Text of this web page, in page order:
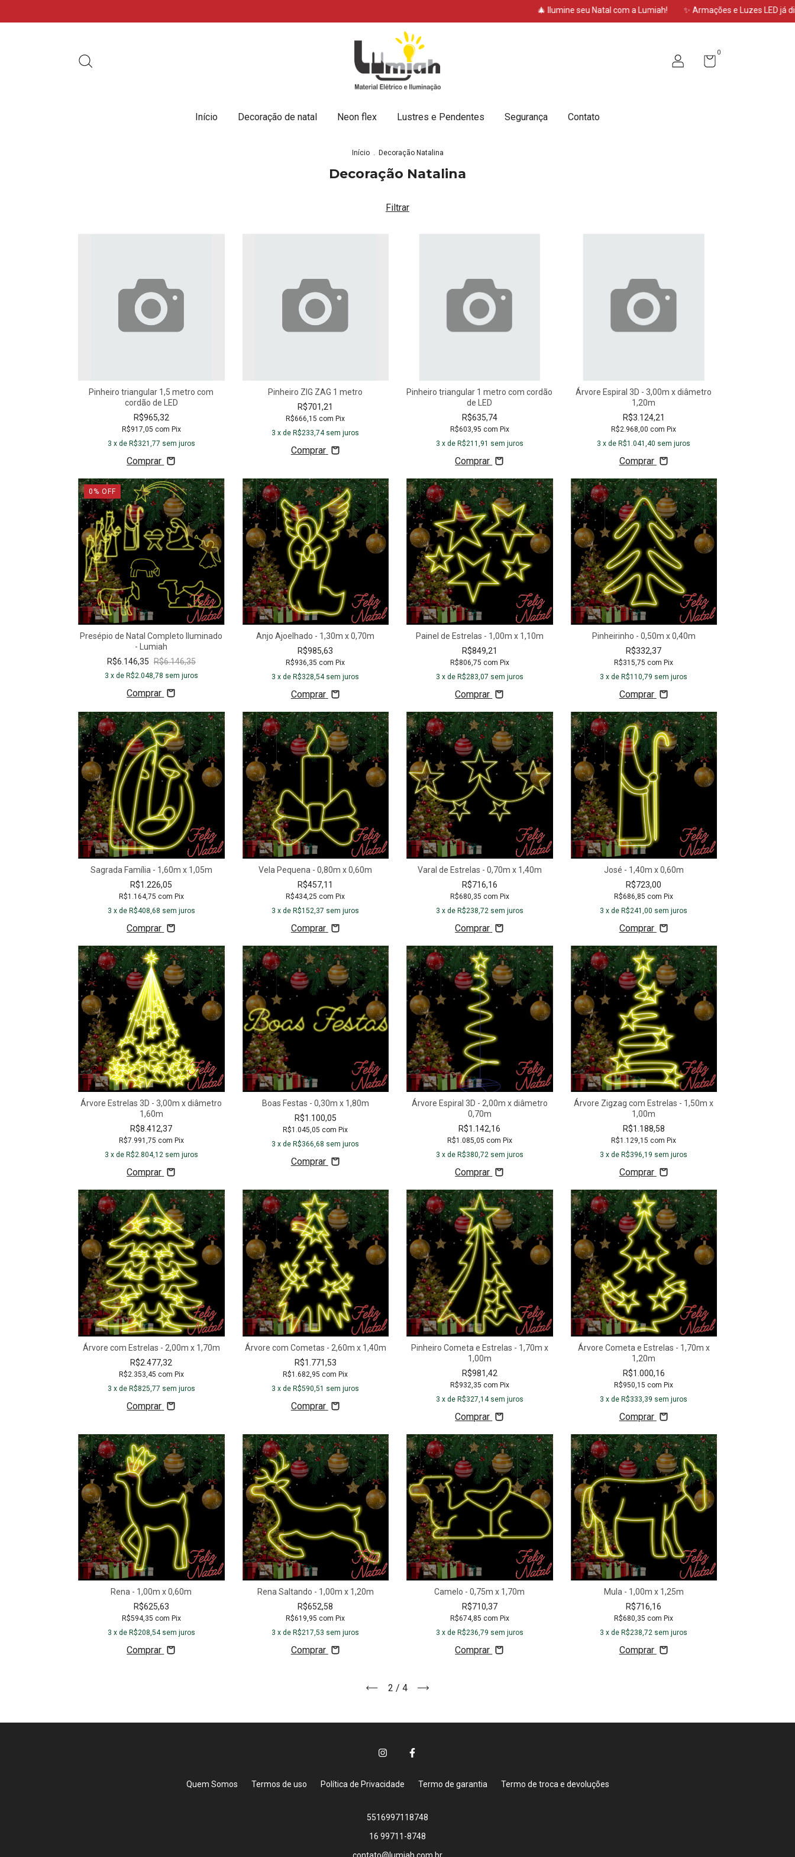
🎄 Ilumine seu Natal com a Lumiah! ✨ Armações e Luzes LED já disponíveis!
0
Início Decoração de natal Neon flex Lustres e Pendentes Segurança Contato
Início . Decoração Natalina
Decoração Natalina
Filtrar
Pinheiro triangular 1,5 metro com
cordão de LED
R$965,32
R$917,05 com Pix
3 x de R$321,77 sem juros
Comprar
Pinheiro ZIG ZAG 1 metro
R$701,21
R$666,15com Pix
3 x deR$233,74 sem juros
Comprar
Pinheiro triangular 1 metro com cordão
de LED
R$635,74
R$603,95 com Pix
3 x de R$211,91 sem juros
Comprar
Árvore Espiral 3D - 3,00m x diâmetro
1,20m
R$3.124,21
R$2.968,00com Pix
3 x deR$1.041,40 sem juros
Comprar
0 % OFF
Presépio de Natal Completo Iluminado
- Lumiah
R$6.146,35 R$6.146,35
3 x de R$2.048,78 sem juros
Comprar
Anjo Ajoelhado - 1,30m x 0,70m
R$985,63
R$936,35com Pix
3 x de R$328,54 sem juros
Comprar
Painel de Estrelas - 1,00m x 1,10m
R$849,21
R$806,75 com Pix
3 x de R$283,07 sem juros
Comprar
Pinheirinho - 0,50m x 0,40m
R$332,37
R$315,75com Pix
3 x de R$110,79 sem juros
Comprar
Sagrada Família - 1,60m x 1,05m
R$1.226,05
R$1.164,75 com Pix
3 x de R$408,68 sem juros
Comprar
Vela Pequena - 0,80m x 0,60m
R$457,11
R$434,25com Pix
3 x deR$152,37 sem juros
Comprar
Varal de Estrelas - 0,70m x 1,40m
R$716,16
R$680,35 com Pix
3 x de R$238,72 sem juros
Comprar
José - 1,40m x 0,60m
R$723,00
R$686,85com Pix
3 x deR$241,00 sem juros
Comprar
Árvore Estrelas 3D - 3,00m x diâmetro
1,60m
R$8.412,37
R$7.991,75 com Pix
3 x de R$2.804,12 sem juros
Comprar
Boas Festas - 0,30m x 1,80m
R$1.100,05
R$1.045,05com Pix
3 x de R$366,68 sem juros
Comprar
Árvore Espiral 3D - 2,00m x diâmetro
0,70m
R$1.142,16
R$1.085,05 com Pix
3 x de R$380,72 sem juros
Comprar
Árvore Zigzag com Estrelas - 1,50m x
1,00m
R$1.188,58
R$1.129,15com Pix
3 x de R$396,19 sem juros
Comprar
Árvore com Estrelas - 2,00m x 1,70m
R$2.477,32
R$2.353,45 com Pix
3 x de R$825,77 sem juros
Comprar
Árvore com Cometas - 2,60m x 1,40m
R$1.771,53
R$1.682,95com Pix
3 x deR$590,51 sem juros
Comprar
Pinheiro Cometa e Estrelas - 1,70m x
1,00m
R$981,42
R$932,35 com Pix
3 x de R$327,14 sem juros
Comprar
Árvore Cometa e Estrelas - 1,70m x
1,20m
R$1.000,16
R$950,15com Pix
3 x deR$333,39 sem juros
Comprar
Rena - 1,00m x 0,60m
R$625,63
R$594,35 com Pix
3 x de R$208,54 sem juros
Comprar
Rena Saltando - 1,00m x 1,20m
R$652,58
R$619,95com Pix
3 x de R$217,53 sem juros
Comprar
Camelo - 0,75m x 1,70m
R$710,37
R$674,85 com Pix
3 x de R$236,79 sem juros
Comprar
Mula - 1,00m x 1,25m
R$716,16
R$680,35com Pix
3 x de R$238,72 sem juros
Comprar
2 / 4
Quem Somos Termos de uso Política de Privacidade Termo de garantia Termo de troca e devoluções
5516997118748
16 99711-8748